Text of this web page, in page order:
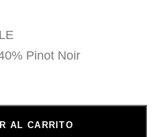
Pinot Noir
AL CARRITO